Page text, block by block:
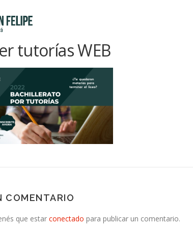
tutorías WEB
COMENTARIO
que estar conectado para publicar un comentario.